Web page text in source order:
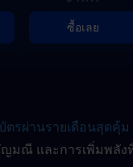
ซื้อเลย
บัตรผ่านรายเดือนสุดคุ้ม
มณี และการเพิ่มพลัง